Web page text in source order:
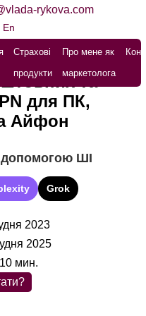
rykova.com
En
Страхові
продукти
Про мене як
маркетолога
та
для ПК,
Айфон
допомогою ШІ
Grok
2023
2025
10 мин.